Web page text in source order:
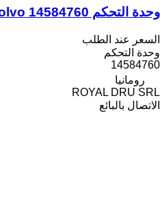
وحدة التحكم Volvo 14584760 لـ حفارة Volvo EC240
السعر عند الطلب
وحدة التحكم
14584760
رومانيا
ROYAL DRU SRL
الاتصال بالبائع